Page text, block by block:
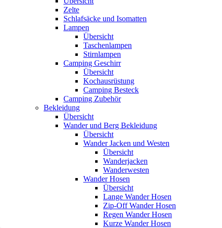
Zelte
Schlafsäcke und Isomatten
Lampen
Übersicht
Taschenlampen
Stirnlampen
Camping Geschirr
Übersicht
Kochausrüstung
Camping Besteck
Camping Zubehör
Bekleidung
Übersicht
Wander und Berg Bekleidung
Übersicht
Wander Jacken und Westen
Übersicht
Wanderjacken
Wanderwesten
Wander Hosen
Übersicht
Lange Wander Hosen
Zip-Off Wander Hosen
Regen Wander Hosen
Kurze Wander Hosen